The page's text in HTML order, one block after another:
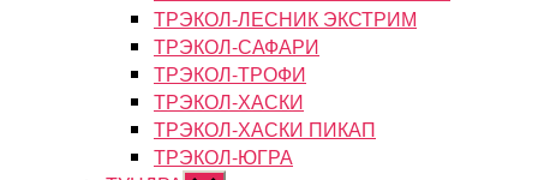
ТРЭКОЛ-ЛЕСНИК ЭКСТРИМ
ТРЭКОЛ-САФАРИ
ТРЭКОЛ-ТРОФИ
ТРЭКОЛ-ХАСКИ
ТРЭКОЛ-ХАСКИ ПИКАП
ТРЭКОЛ-ЮГРА